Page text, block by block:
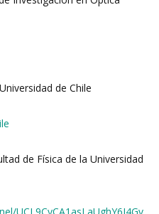
de Chile
de Física de la Universidad